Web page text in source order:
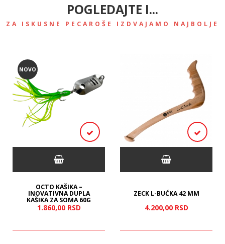
POGLEDAJTE I...
ZA ISKUSNE PECAROŠE IZDVAJAMO NAJBOLJE
NOVO
OCTO KAŠIKA –
INOVATIVNA DUPLA
KAŠIKA ZA SOMA 60G
1.860,00 RSD
ZECK L-BUĆKA 42 MM
4.200,00 RSD